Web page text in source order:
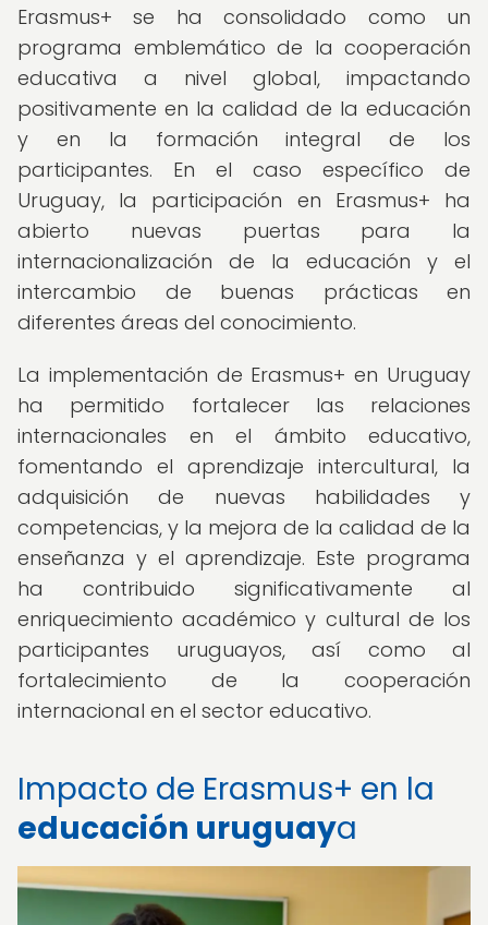
Erasmus+ se ha consolidado como un
programa emblemático de la cooperación
educativa a nivel global, impactando
positivamente en la calidad de la educación
y en la formación integral de los
participantes. En el caso específico de
Uruguay, la participación en Erasmus+ ha
abierto nuevas puertas para la
internacionalización de la educación y el
intercambio de buenas prácticas en
diferentes áreas del conocimiento.
La implementación de Erasmus+ en Uruguay
ha permitido fortalecer las relaciones
internacionales en el ámbito educativo,
fomentando el aprendizaje intercultural, la
adquisición de nuevas habilidades y
competencias, y la mejora de la calidad de la
enseñanza y el aprendizaje. Este programa
ha contribuido significativamente al
enriquecimiento académico y cultural de los
participantes uruguayos, así como al
fortalecimiento de la cooperación
internacional en el sector educativo.
Impacto de Erasmus+ en la
educación uruguaya